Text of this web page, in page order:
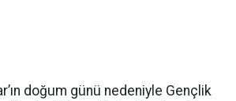
doğum günü nedeniyle Gençlik